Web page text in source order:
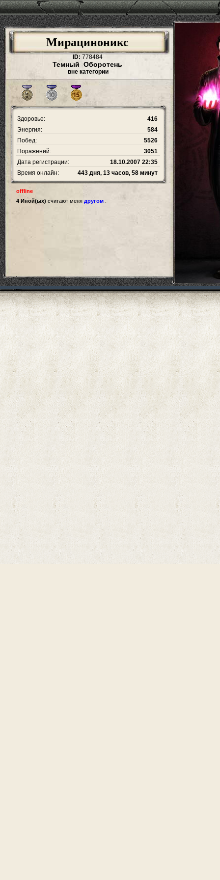
Мирациноникс
ID: 778484
Темный Оборотень
вне категории
Здоровье:
416
Энергия:
584
Побед:
5526
Поражений:
3051
Дата регистрации:
18.10.2007 22:35
Время онлайн:
443 дня, 13 часов, 58 минут
offline
4 Иной(ых) считают меня другом